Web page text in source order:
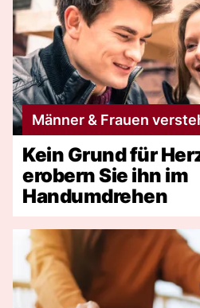
Männer & Frauen
Kein Grund für
erobern Sie ihn im
Handumdrehen